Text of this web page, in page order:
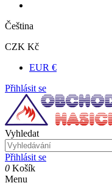
Čeština
CZK Kč
EUR €
Přihlásit se
Vyhledat
Přihlásit se
0 Košík
Menu